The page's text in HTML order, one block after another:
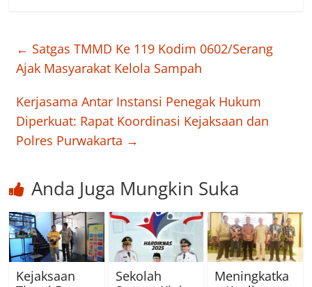
← Satgas TMMD Ke 119 Kodim 0602/Serang
Ajak Masyarakat Kelola Sampah
Kerjasama Antar Instansi Penegak Hukum
Diperkuat: Rapat Koordinasi Kejaksaan dan
Polres Purwakarta →
Anda Juga Mungkin Suka
Kejaksaan
Sekolah
Meningkatka